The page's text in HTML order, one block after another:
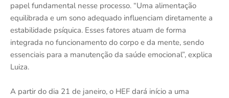
papel fundamental nesse processo. “Uma alimentação
equilibrada e um sono adequado influenciam diretamente a
estabilidade psíquica. Esses fatores atuam de forma
integrada no funcionamento do corpo e da mente, sendo
essenciais para a manutenção da saúde emocional”, explica
Luiza.
A partir do dia 21 de janeiro, o HEF dará início a uma